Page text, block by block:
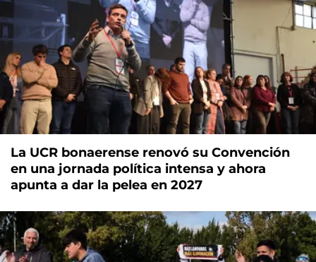
La UCR bonaerense renovó su Convención
en una jornada política intensa y ahora
apunta a dar la pelea en 2027